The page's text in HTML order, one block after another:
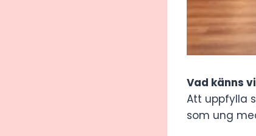
Vad känns
Att uppfylla
som ung